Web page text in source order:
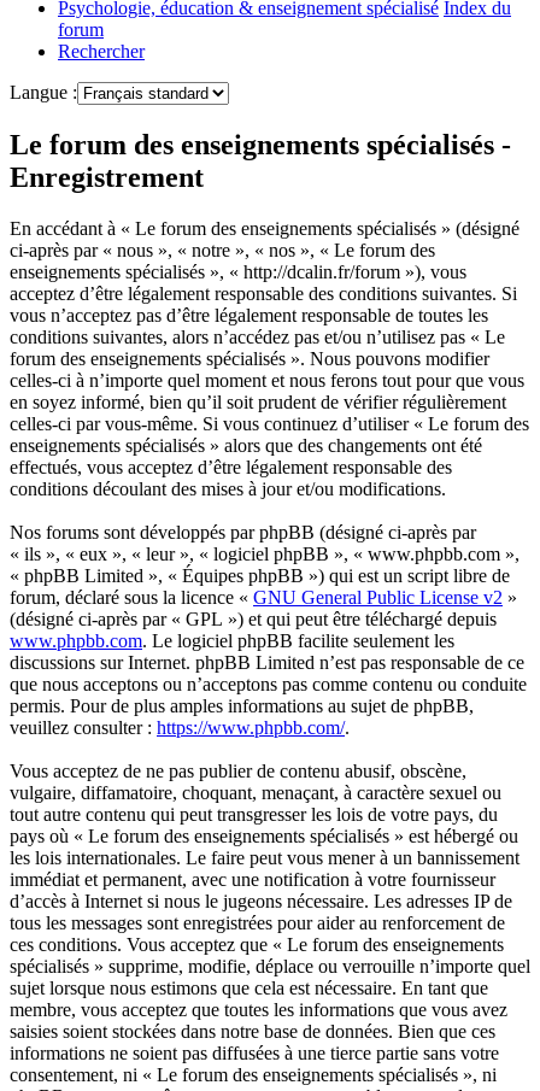
Psychologie, éducation & enseignement spécialisé Index du
forum
Rechercher
Langue :
Le forum des enseignements spécialisés -
Enregistrement
En accédant à « Le forum des enseignements spécialisés » (désigné
ci-après par « nous », « notre », « nos », « Le forum des
enseignements spécialisés », « http://dcalin.fr/forum »), vous
acceptez d’être légalement responsable des conditions suivantes. Si
vous n’acceptez pas d’être légalement responsable de toutes les
conditions suivantes, alors n’accédez pas et/ou n’utilisez pas « Le
forum des enseignements spécialisés ». Nous pouvons modifier
celles-ci à n’importe quel moment et nous ferons tout pour que vous
en soyez informé, bien qu’il soit prudent de vérifier régulièrement
celles-ci par vous-même. Si vous continuez d’utiliser « Le forum des
enseignements spécialisés » alors que des changements ont été
effectués, vous acceptez d’être légalement responsable des
conditions découlant des mises à jour et/ou modifications.
Nos forums sont développés par phpBB (désigné ci-après par
« ils », « eux », « leur », « logiciel phpBB », « www.phpbb.com »,
« phpBB Limited », « Équipes phpBB ») qui est un script libre de
forum, déclaré sous la licence « GNU General Public License v2 »
(désigné ci-après par « GPL ») et qui peut être téléchargé depuis
www.phpbb.com. Le logiciel phpBB facilite seulement les
discussions sur Internet. phpBB Limited n’est pas responsable de ce
que nous acceptons ou n’acceptons pas comme contenu ou conduite
permis. Pour de plus amples informations au sujet de phpBB,
veuillez consulter : https://www.phpbb.com/.
Vous acceptez de ne pas publier de contenu abusif, obscène,
vulgaire, diffamatoire, choquant, menaçant, à caractère sexuel ou
tout autre contenu qui peut transgresser les lois de votre pays, du
pays où « Le forum des enseignements spécialisés » est hébergé ou
les lois internationales. Le faire peut vous mener à un bannissement
immédiat et permanent, avec une notification à votre fournisseur
d’accès à Internet si nous le jugeons nécessaire. Les adresses IP de
tous les messages sont enregistrées pour aider au renforcement de
ces conditions. Vous acceptez que « Le forum des enseignements
spécialisés » supprime, modifie, déplace ou verrouille n’importe quel
sujet lorsque nous estimons que cela est nécessaire. En tant que
membre, vous acceptez que toutes les informations que vous avez
saisies soient stockées dans notre base de données. Bien que ces
informations ne soient pas diffusées à une tierce partie sans votre
consentement, ni « Le forum des enseignements spécialisés », ni